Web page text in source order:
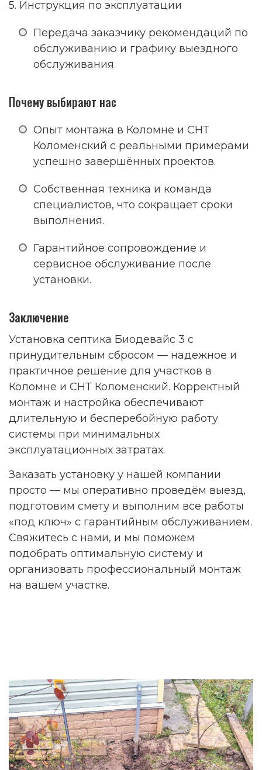
5. Инструкция по эксплуатации
Передача заказчику рекомендаций по
обслуживанию и графику выездного
обслуживания.
Почему выбирают нас
Опыт монтажа в Коломне и СНТ
Коломенский с реальными примерами
успешно завершённых проектов.
Собственная техника и команда
специалистов, что сокращает сроки
выполнения.
Гарантийное сопровождение и
сервисное обслуживание после
установки.
Заключение
Установка септика Биодевайс 3 с
принудительным сбросом — надежное и
практичное решение для участков в
Коломне и СНТ Коломенский. Корректный
монтаж и настройка обеспечивают
длительную и бесперебойную работу
системы при минимальных
эксплуатационных затратах.
Заказать установку у нашей компании
просто — мы оперативно проведём выезд,
подготовим смету и выполним все работы
«под ключ» с гарантийным обслуживанием.
Свяжитесь с нами, и мы поможем
подобрать оптимальную систему и
организовать профессиональный монтаж
на вашем участке.